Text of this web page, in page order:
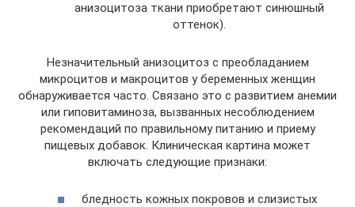
анизоцитоза ткани приобретают синюшный
оттенок).
Незначительный анизоцитоз с преобладанием
микроцитов и макроцитов у беременных женщин
обнаруживается часто. Связано это с развитием анемии
или гиповитаминоза, вызванных несоблюдением
рекомендаций по правильному питанию и приему
пищевых добавок. Клиническая картина может
включать следующие признаки:
бледность кожных покровов и слизистых